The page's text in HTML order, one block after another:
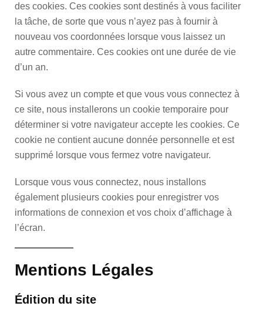
des cookies. Ces cookies sont destinés à vous faciliter
la tâche, de sorte que vous n’ayez pas à fournir à
nouveau vos coordonnées lorsque vous laissez un
autre commentaire. Ces cookies ont une durée de vie
d’un an.
Si vous avez un compte et que vous vous connectez à
ce site, nous installerons un cookie temporaire pour
déterminer si votre navigateur accepte les cookies. Ce
cookie ne contient aucune donnée personnelle et est
supprimé lorsque vous fermez votre navigateur.
Lorsque vous vous connectez, nous installons
également plusieurs cookies pour enregistrer vos
informations de connexion et vos choix d’affichage à
l’écran.
Mentions Légales
Édition du site